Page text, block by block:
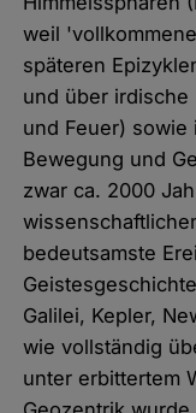
weil
späteren
und über irdische
und Feuer)
Bewegung und
zwar ca. 2000
bedeutsamste
Galilei, Kepler,
wie vollständig
unter erbittertem